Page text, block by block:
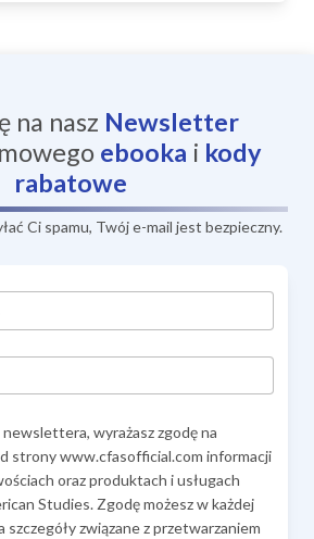
na nasz Newsletter
ebooka i kody
rabatowe
Ci spamu, Twój e-mail jest bezpieczny.
newslettera, wyrażasz zgodę na
strony www.cfasofficial.com informacji
oraz produktach i usługach
Studies. Zgodę możesz w każdej
szczegóły związane z przetwarzaniem